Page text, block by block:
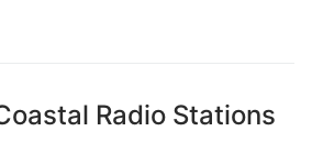
Radio Stations